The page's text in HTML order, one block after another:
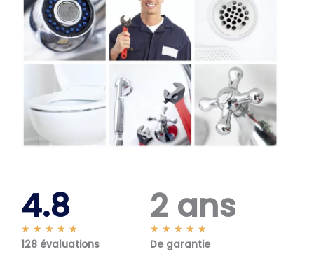
4.8
★ ★ ★ ★ ★
o
128 évaluations
2 ans
★ ★ ★ ★ ★
o
De garantie